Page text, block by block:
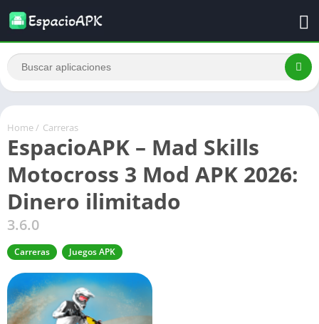
Home / Carreras
EspacioAPK – Mad Skills
Motocross 3 Mod APK 2026:
Dinero ilimitado
3.6.0
Carreras Juegos APK